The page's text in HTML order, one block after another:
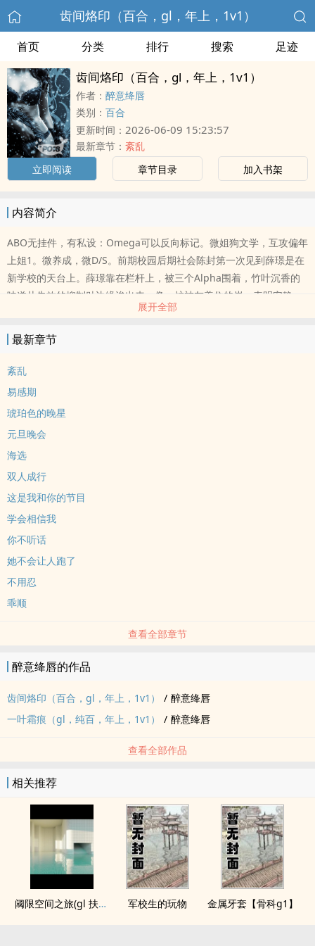
齿间烙印（百合，gl，年上，1v1）
首页 分类 排行 搜索 足迹
齿间烙印（百合，gl，年上，1v1）
作者： 醉意绛唇
类别： 百合
更新时间： 2026-06-09 15:23:57
最新章节： 紊乱
立即阅读
章节目录 加入书架
内容简介
ABO无挂件，有私设：Omega可以反向标记。微姐狗文学，互攻偏年
上姐1。微养成，微D/S。前期校园后期社会陈封第一次见到薛璟是在
新学校的天台上。薛璟靠在栏杆上，被三个Alpha围着，竹叶沉香的
味道从失效的抑制贴边缘渗出来，像一炉被灰盖住的炭，表明安静，
底下全是滚烫的暗红。陈封帮了她，然后薛璟一个Omega揽过她的脖
子，咬了她的腺体。“你的信息素好呛。”那是她们认识的第一天。陈
封是S级Alpha，混乱的六中毕业，进过少管所，没有家人，住在城中
村，靠零散兼职和全额奖学金活着。她的信息素是武器，拳头是语
的话多，吃过的亏比得到的善意多。薛璟是S级Omega，薛氏药业的
千金，信息素却会毫无预兆暴乱。医生说她必须找到匹配的Alpha进
行双向标记，咬回去，从对方的信息素里汲取稳定。她是万中无一需
要反向标记Alpha的Omega。没有Alpha愿意把腺体给Omega咬。陈
封愿意。她甚至没想过不愿意。薛璟咬她的时候，她疼到浑身脱离，
和羞耻都压在齿尖上。再后来，薛璟说什么，她都听。但她不知道薛
璟看过她的全部档案，不知道每一次的靠近都被安排得精准自然。一
个步步为营，一个心甘情愿。脏戾变成乖顺，坚硬变成柔软。“下次要
咬之前，先说一声。”“好。”
展开全部
最新章节
紊乱
易感期
琥珀色的晚星
元旦晚会
海选
双人成行
这是我和你的节目
学会相信我
你不听话
她不会让人跑了
不用忍
乖顺
查看全部章节
醉意绛唇的作品
齿间烙印（百合，gl，年上，1v1） / 醉意绛唇
一叶霜痕（gl，纯百，年上，1v1）
/ 醉意绛唇
查看全部作品
相关推荐
阈限空间之旅(gl 扶她) 军校生的玩物 金属牙套【骨科g1】